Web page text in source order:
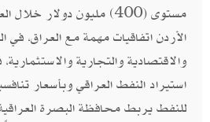
مستوى (400) مليون دولار
الأردن اتفاقيات مهمة مع العراق، في
والاقتصادية والتجارية
استيراد النفط العراقي وبأسعار
للنفط يربط محافظة البصرة العراقية